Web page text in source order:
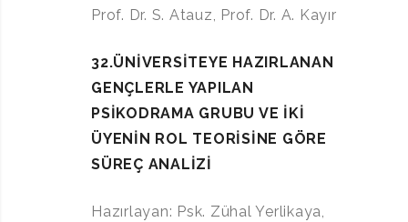
Prof. Dr. S. Atauz, Prof. Dr. A. Kayır
32.ÜNİVERSİTEYE HAZIRLANAN
GENÇLERLE YAPILAN
PSİKODRAMA GRUBU VE İKİ
ÜYENİN ROL TEORİSİNE GÖRE
SÜREÇ ANALİZİ
Hazırlayan: Psk. Zühal Yerlikaya,